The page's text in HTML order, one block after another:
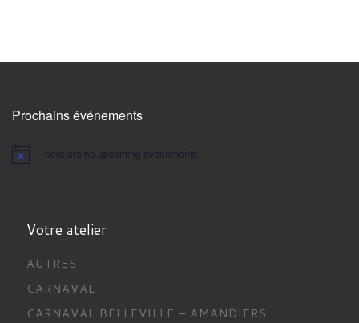
Prochains événements
There are no upcoming évènements.
Votre atelier
AUTRES
CARNAVAL
CARNAVAL BELLEVILLE – AMANDIERS